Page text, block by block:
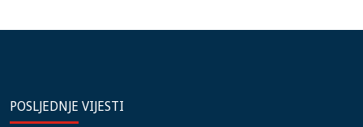
POSLJEDNJE VIJESTI